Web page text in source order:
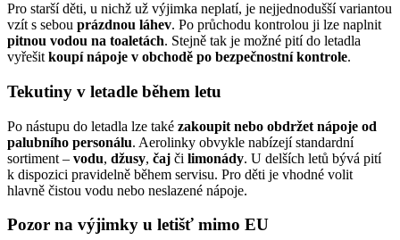
Pro starší děti, u nichž už výjimka neplatí, je nejjednodušší variantou
vzít s sebou prázdnou láhev. Po průchodu kontrolou ji lze naplnit
pitnou vodou na toaletách. Stejně tak je možné pití do letadla
vyřešit koupí nápoje v obchodě po bezpečnostní kontrole.
Tekutiny v letadle během letu
Po nástupu do letadla lze také zakoupit nebo obdržet nápoje od
palubního personálu. Aerolinky obvykle nabízejí standardní
sortiment – vodu, džusy, čaj či limonády. U delších letů bývá pití
k dispozici pravidelně během servisu. Pro děti je vhodné volit
hlavně čistou vodu nebo neslazené nápoje.
Pozor na výjimky u letišť mimo EU